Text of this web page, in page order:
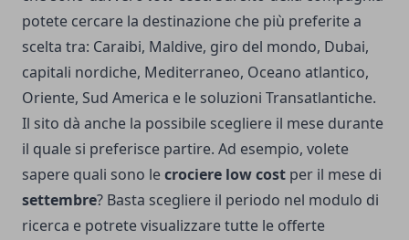
potete cercare la destinazione che più preferite a
scelta tra: Caraibi, Maldive, giro del mondo, Dubai,
capitali nordiche, Mediterraneo, Oceano atlantico,
Oriente, Sud America e le soluzioni Transatlantiche.
Il sito dà anche la possibile scegliere il mese durante
il quale si preferisce partire. Ad esempio, volete
sapere quali sono lecrociere low cost per il mese di
settembre? Basta scegliere il periodo nel modulo di
ricerca e potrete visualizzare tutte le offerte